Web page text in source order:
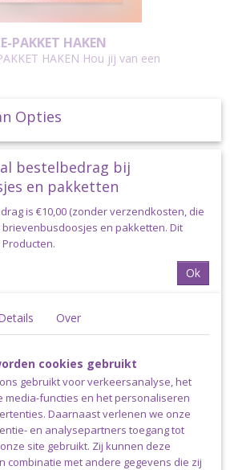
PAKKET HAKEN
HAKEN Hou jij van een
VERRASSING
KATOEN-ALLEEN-LOSSE-BOLLEN-
ALLEEN-LOSSE-BOLLEN-PAKKET
Opties
bestelbedrag bij
en pakketten
is €10,00 (zonder verzendkosten, die
en pakketten. Dit
Ok
Over
cookies gebruikt
gebruikt voor verkeersanalyse, het
media-functies en het personaliseren
Daarnaast verlenen we onze
en analysepartners toegang tot
site gebruikt. Zij kunnen deze
combinatie met andere gegevens die zij